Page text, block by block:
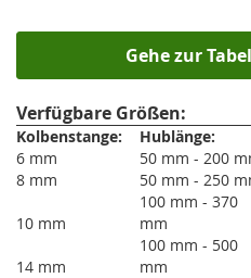
Gehe zur
Verfügbare Größen:
Kolbenstange: Hublänge:
6 mm
50 mm - 200
8 mm
50 mm - 250
10 mm
100 mm - 370
mm
14 mm
100 mm - 500
mm